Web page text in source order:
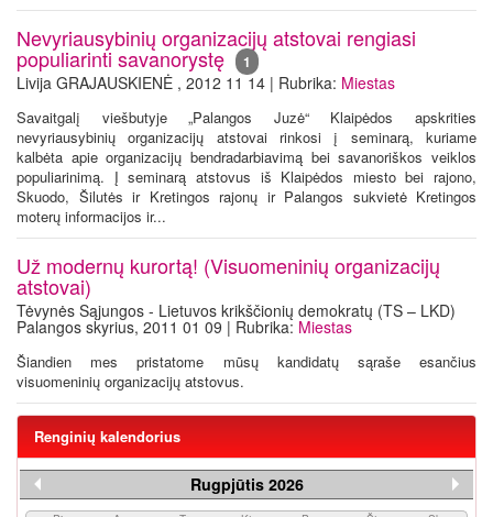
Nevyriausybinių organizacijų atstovai rengiasi
populiarinti savanorystę 1
Livija GRAJAUSKIENĖ , 2012 11 14 | Rubrika: Miestas
Savaitgalį viešbutyje „Palangos Juzė“ Klaipėdos apskrities
nevyriausybinių organizacijų atstovai rinkosi į seminarą, kuriame
kalbėta apie organizacijų bendradarbiavimą bei savanoriškos veiklos
populiarinimą. Į seminarą atstovus iš Klaipėdos miesto bei rajono,
Skuodo, Šilutės ir Kretingos rajonų ir Palangos sukvietė Kretingos
moterų informacijos ir...
Už modernų kurortą! (Visuomeninių organizacijų
atstovai)
Tėvynės Sąjungos - Lietuvos krikščionių demokratų (TS – LKD)
Palangos skyrius, 2011 01 09 | Rubrika: Miestas
Šiandien mes pristatome mūsų kandidatų sąraše esančius
visuomeninių organizacijų atstovus.
Renginių kalendorius
Rugpjūtis 2026